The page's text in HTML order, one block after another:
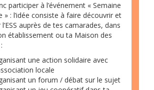
participer à l’événement « Semaine
» : l’idée consiste à faire découvrir et
auprès de tes camarades, dans
établissement ou ta Maison des
une action solidaire avec
locale
un forum / débat sur le sujet